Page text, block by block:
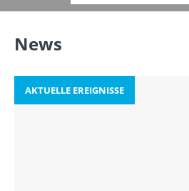
News
AKTUELLE EREIGNISSE